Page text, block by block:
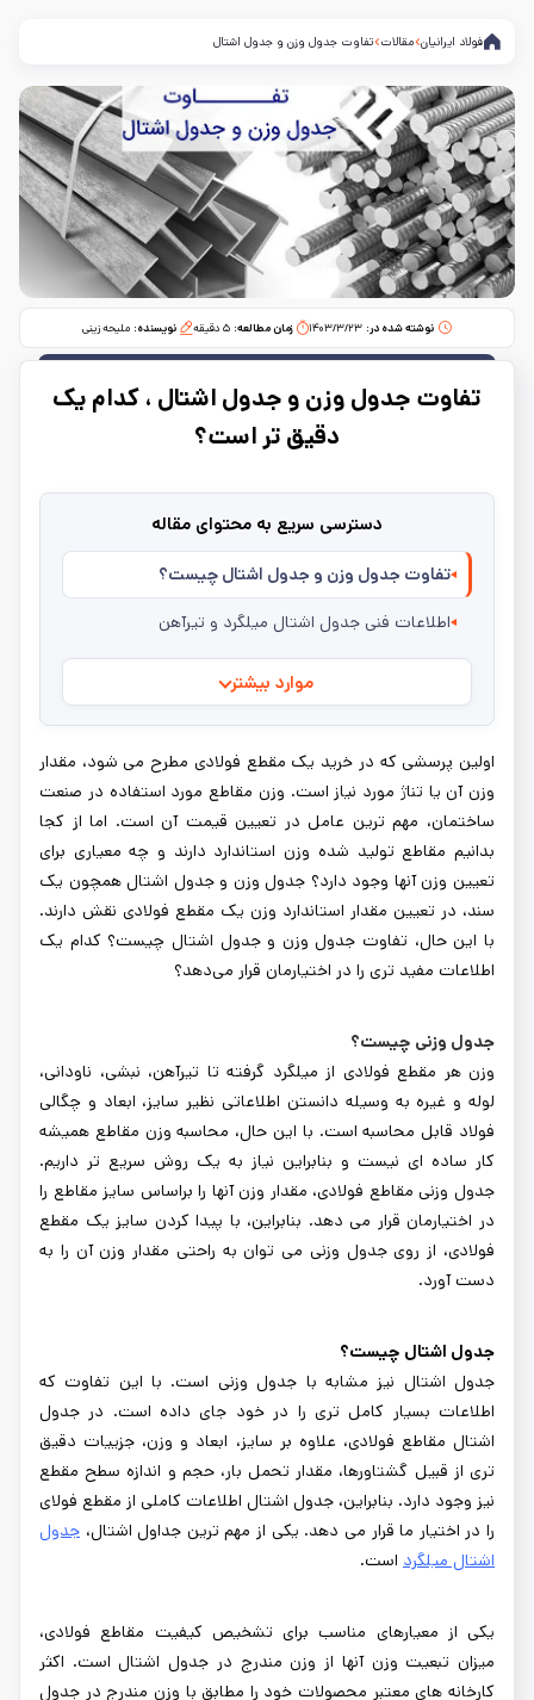
فولاد ایرانیان مقالات تفاوت جدول وزن و جدول اشتال
نوشته شده در: ۱۴۰۳/۳/۲۳ زمان مطالعه:‌ ۵ دقیقه نویسنده: ملیحه زینی
تفاوت جدول وزن و جدول اشتال ، کدام یک
دقیق تر است؟
دسترسی سریع به محتوای مقاله
تفاوت جدول وزن و جدول اشتال چیست؟
اطلاعات فنی جدول اشتال میلگرد و تیرآهن
موارد بیشتر
اولین پرسشی که در خرید یک مقطع فولادی مطرح می شود، مقدار
وزن آن یا تناژ مورد نیاز است. وزن مقاطع مورد استفاده در صنعت
ساختمان، مهم ترین عامل در تعیین قیمت آن است. اما از کجا
بدانیم مقاطع تولید شده وزن استاندارد دارند و چه معیاری برای
تعیین وزن آنها وجود دارد؟ جدول وزن و جدول اشتال همچون یک
سند، در تعیین مقدار استاندارد وزن یک مقطع فولادی نقش دارند.
با این حال، تفاوت جدول وزن و جدول اشتال چیست؟ کدام یک
اطلاعات مفید تری را در اختیارمان قرار می‌دهد؟
جدول وزنی چیست؟
وزن هر مقطع فولادی از میلگرد گرفته تا تیرآهن، نبشی، ناودانی،
لوله و غیره به وسیله دانستن اطلاعاتی نظیر سایز، ابعاد و چگالی
فولاد قابل محاسبه است. با این حال، محاسبه وزن مقاطع همیشه
کار ساده ای نیست و بنابراین نیاز به یک روش سریع تر داریم.
جدول وزنی مقاطع فولادی، مقدار وزن آنها را براساس سایز مقاطع را
در اختیارمان قرار می دهد. بنابراین، با پیدا کردن سایز یک مقطع
فولادی، از روی جدول وزنی می توان به راحتی مقدار وزن آن را به
دست آورد.
جدول اشتال چیست؟
جدول اشتال نیز مشابه با جدول وزنی است. با این تفاوت که
اطلاعات بسیار کامل تری را در خود جای داده است. در جدول
اشتال مقاطع فولادی، علاوه بر سایز، ابعاد و وزن، جزییات دقیق
تری از قبیل گشتاورها، مقدار تحمل بار، حجم و اندازه سطح مقطع
نیز وجود دارد. بنابراین، جدول اشتال اطلاعات کاملی از مقطع فولای
را در اختیار ما قرار می دهد. یکی از مهم ترین جداول اشتال، جدول
اشتال میلگرد است.
یکی از معیارهای مناسب برای تشخیص کیفیت مقاطع فولادی،
میزان تبعیت وزن آنها از وزن مندرج در جدول اشتال است. اکثر
کارخانه های معتبر محصولات خود را مطابق با وزن مندرج در جدول